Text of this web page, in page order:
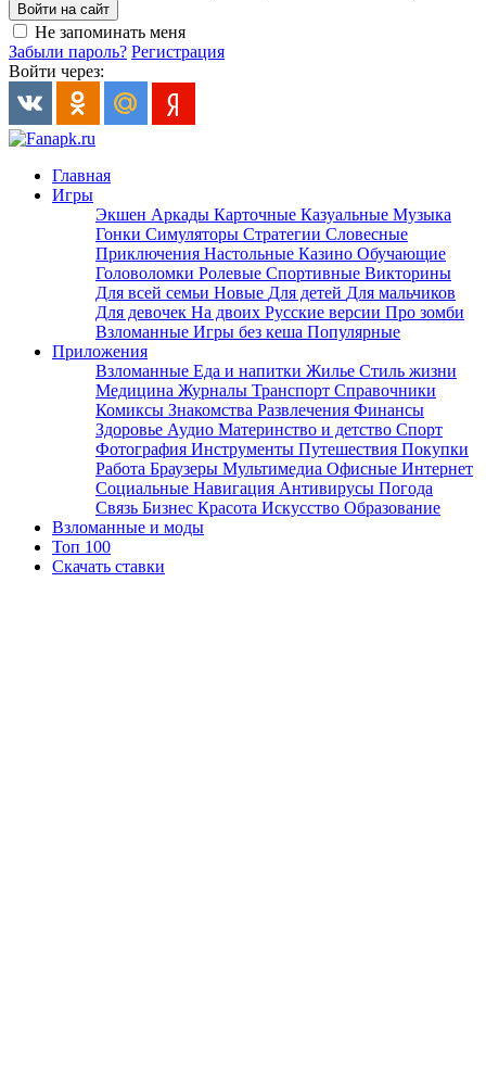
Войти на сайт
Не запоминать меня
Забыли пароль? Регистрация
Войти через:
Главная
Игры
Экшен Аркады Карточные Казуальные Музыка
Гонки Симуляторы Стратегии Словесные
Приключения Настольные Казино Обучающие
Головоломки Ролевые Спортивные Викторины
Для всей семьи Новые Для детей Для мальчиков
Для девочек На двоих Русские версии Про зомби
Взломанные Игры без кеша Популярные
Приложения
Взломанные Еда и напитки Жилье Стиль жизни
Медицина Журналы Транспорт Справочники
Комиксы Знакомства Развлечения Финансы
Здоровье Аудио Материнство и детство Спорт
Фотография Инструменты Путешествия Покупки
Работа Браузеры Мультимедиа Офисные Интернет
Социальные Навигация Антивирусы Погода
Связь Бизнес Красота Искусство Образование
Взломанные и моды
Топ 100
Скачать ставки